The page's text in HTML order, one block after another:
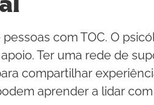
com TOC. O
Ter uma rede de
compartilhar
aprender a lidar com